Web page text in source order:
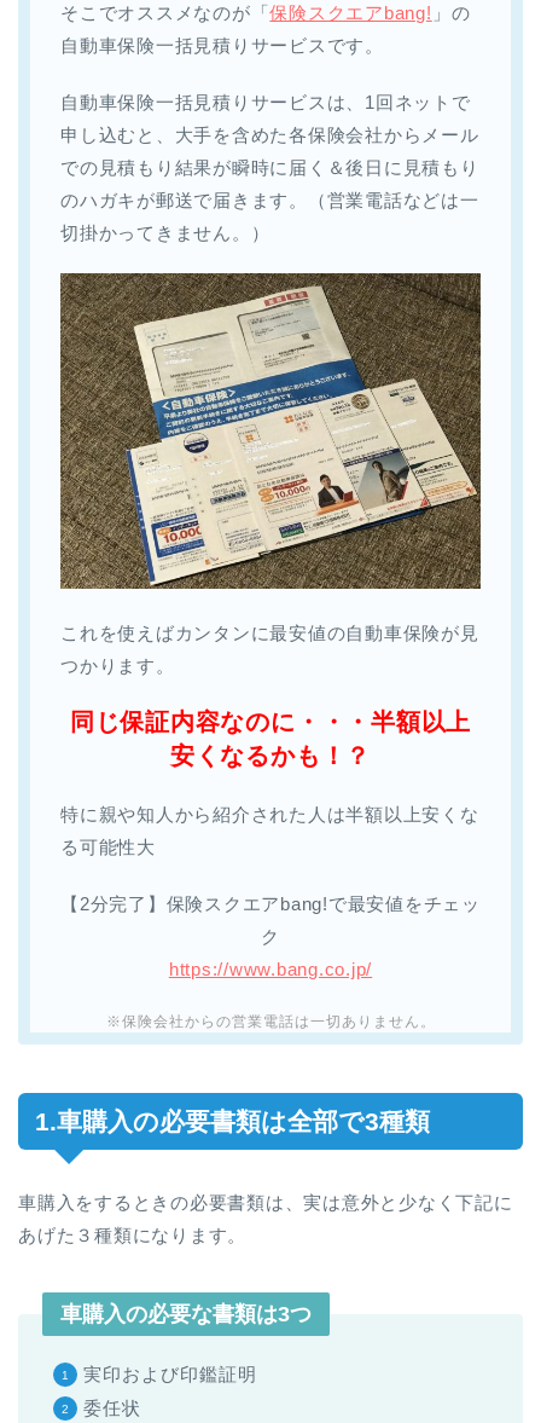
そこでオススメなのが「保険スクエアbang! 」の
自動車保険一括見積りサービスです。
自動車保険一括見積りサービスは、1回ネットで
申し込むと、大手を含めた各保険会社からメール
での見積もり結果が瞬時に届く＆後日に見積もり
のハガキが郵送で届きます。（営業電話などは一
切掛かってきません。）
これを使えばカンタンに最安値の自動車保険が見
つかります。
同じ保証内容なのに・・・半額以上
安くなるかも！？
特に親や知人から紹介された人は半額以上安くな
る可能性大
【2分完了】保険スクエアbang!で最安値をチェッ
ク
https://www.bang.co.jp/
※保険会社からの営業電話は一切ありません。
1.車購入の必要書類は全部で3種類
車購入をするときの必要書類は、実は意外と少なく下記に
あげた３種類になります。
車購入の必要な書類は3つ
実印および印鑑証明
委任状